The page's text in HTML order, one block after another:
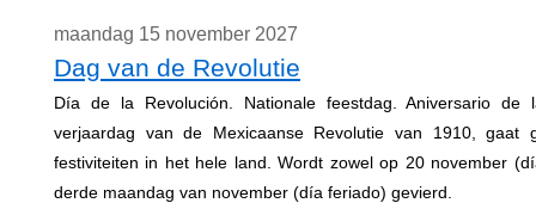
maandag 15 november 2027
Dag van de Revolutie
Día de la Revolución. Nationale feestdag. Aniversario de
verjaardag van de Mexicaanse Revolutie van 1910, gaat
festiviteiten in het hele land. Wordt zowel op 20 november
derde maandag van november (día feriado) gevierd.